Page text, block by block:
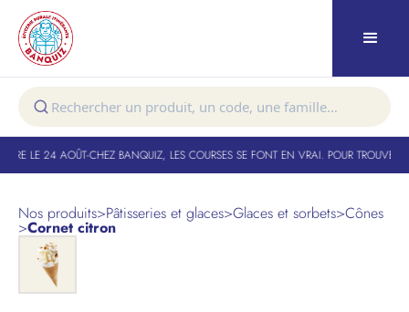
LE 24 AOÛT-CHEZ BANQUIZ, LES COURSES SE FONT EN VRAI. POUR TROUVER
Nos produits>Pâtisseries et glaces>Glaces et sorbets>Cônes
>Cornet citron